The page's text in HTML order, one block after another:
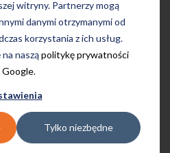
witryny. Partnerzy mogą
danymi otrzymanymi od
korzystania z ich usług.
nasząpolitykę prywatności
.
Tylko niezbędne
niż w terminie
otrzymania.
Organizator
osobie wnoszącej
lub innym
końcowe
łączy się z innymi